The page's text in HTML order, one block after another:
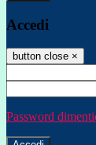
Accedi
button close ×
Password